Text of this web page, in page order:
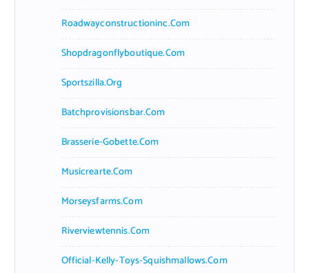
Roadwayconstructioninc.com
Shopdragonflyboutique.com
Sportszilla.org
Batchprovisionsbar.com
Brasserie-Gobette.com
Musicrearte.com
Morseysfarms.com
Riverviewtennis.com
Official-Kelly-Toys-Squishmallows.com